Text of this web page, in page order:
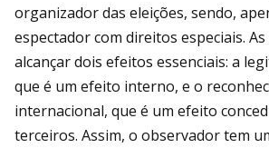
organizador das eleições, sendo,
espectador com direitos especiais.
alcançar dois efeitos essenciais: a
que é um efeito interno, e o
internacional, que é um efeito
terceiros. Assim, o observador tem